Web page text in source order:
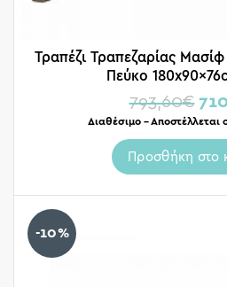
Τραπέζι Τραπεζαρίας
Πεύκο
793,60€
Διαθέσιμο – Αποστέλλεται
Προσθήκη στο
-10%